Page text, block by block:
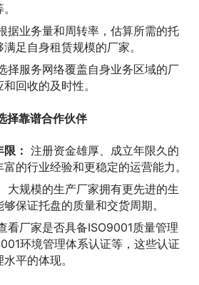
据业务量和周转率，估算所需的托
足自身租赁规模的厂家。
择服务网络覆盖自身业务区域的厂
回收的及时性。
择靠谱合作伙伴
： 注册资金雄厚、成立年限久的
的行业经验和更稳定的运营能力。
大规模的生产厂家拥有更先进的生
保证托盘的质量和交货周期。
看厂家是否具备ISO9001质量管理
环境管理体系认证等，这些认证
平的体现。